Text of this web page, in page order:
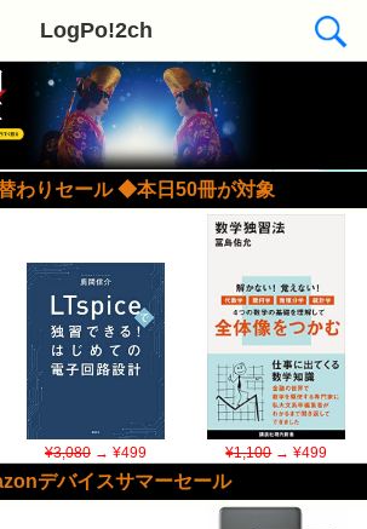
LogPo!2ch
わりセール ◆本日50冊が対象
¥3,080→ ¥499 ¥1,100→ ¥499
デバイスサマーセール